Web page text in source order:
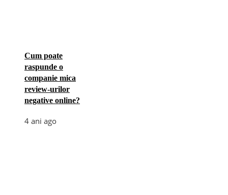
Cum poate
raspunde o
companie mica
review-urilor
negative online?
4 ani ago